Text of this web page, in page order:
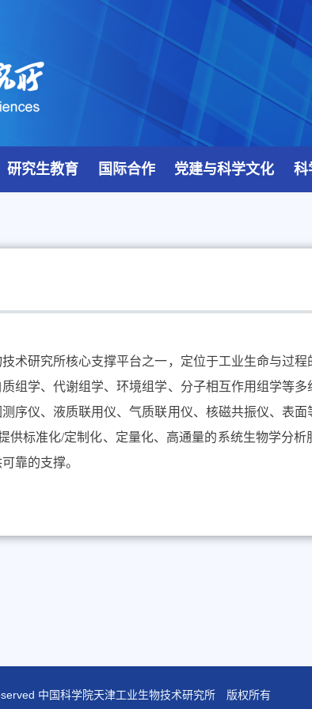
研究生教育 国际合作 党建与科学文化 科
研究所核心支撑平台之一，定位于工业生命与过程
组学、代谢组学、环境组学、分子相互作用组学等多
序仪、液质联用仪、气质联用仪、核磁共振仪、表面
标准化/定制化、定量化、高通量的系统生物学分析
靠的支撑。
中国科学院天津工业生物技术研究所 版权所有